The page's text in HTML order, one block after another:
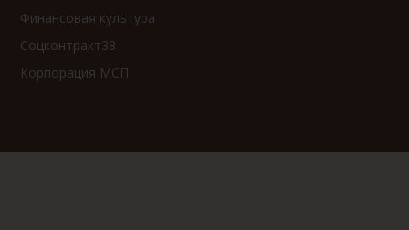
Финансовая культура
Соцконтракт38
Корпорация МСП